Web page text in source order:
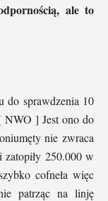
ale to
do sprawdzenia 10
NWO ] Jest ono do
nie zwraca
250.000 w
cofneła więc
patrząc na linję